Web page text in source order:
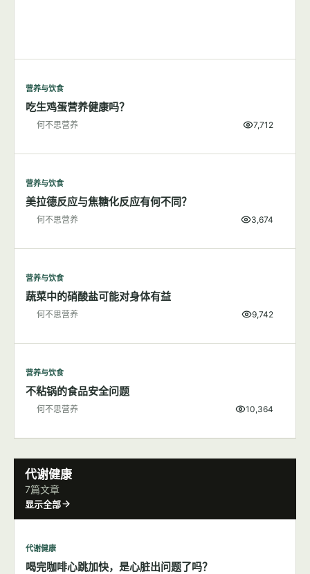
营养与饮食
吃生鸡蛋营养健康吗？
何不思营养 7,712
营养与饮食
美拉德反应与焦糖化反应有何不同？
何不思营养 3,674
营养与饮食
蔬菜中的硝酸盐可能对身体有益
何不思营养 9,742
营养与饮食
不粘锅的食品安全问题
何不思营养 10,364
代谢健康
7篇文章
显示全部
代谢健康
喝完咖啡心跳加快，是心脏出问题了吗？